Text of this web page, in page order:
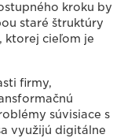
kroku by
staré štruktúry
ktorej cieľom je
firmy,
súvisiace s
využijú digitálne